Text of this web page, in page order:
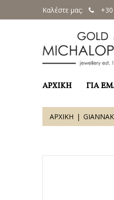
Καλέστε μας:
ΑΡΧΙΚΗ ΓΙΑ
ΑΡΧΙΚΗ